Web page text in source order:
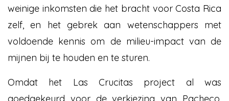
weinige inkomsten die het bracht voor Costa Rica
zelf, en het gebrek aan wetenschappers met
voldoende kennis om de milieu-impact van de
mijnen bij te houden en te sturen.
Omdat het Las Crucitas project al was